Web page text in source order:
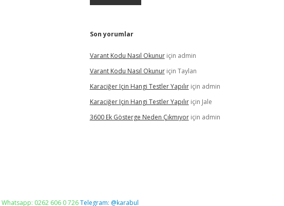
Son yorumlar
Varant Kodu Nasıl Okunuriçin admin
Varant Kodu Nasıl Okunuriçin Taylan
Karaciğer Için Hangi Testler Yapılıriçin admin
Karaciğer Için Hangi Testler Yapılıriçin Jale
3600 Ek Gösterge Neden Çıkmıyoriçin admin
Whatsapp: 0262 606 0 726Telegram: @karabul